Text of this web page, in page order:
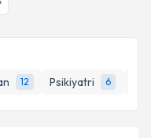
12 Psikiyatri 6
için bir takvim